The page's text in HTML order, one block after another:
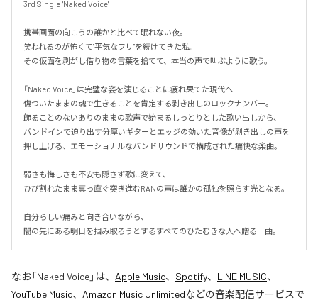
3rd Single "Naked Voice"
携帯画面の向こうの誰かと比べて眠れない夜。
笑われるのが怖くて"平気なフリ"を続けてきた私。
その仮面を剥がし借り物の言葉を捨てて、本当の声で叫ぶように歌う。
「Naked Voice」は完璧な姿を演じることに疲れ果てた現代へ
傷ついたままの魂で生きることを肯定する剥き出しのロックナンバー。
飾ることのないありのままの歌声で始まるしっとりとした歌い出しから、
バンドインで迫り出す分厚いギターとエッジの効いた音像が剥き出しの声を
押し上げる、エモーショナルなバンドサウンドで構成された痛快な楽曲。
弱さも悔しさも不安も隠さず歌に変えて、
ひび割れたまま真っ直ぐ突き進むRANの声は誰かの孤独を照らす光となる。
自分らしい痛みと向き合いながら、
闇の先にある明日を掴み取ろうとするすべてのひたむきな人へ贈る一曲。
なお「Naked Voice」は、 Apple Music、 Spotify、 LINE MUSIC、
YouTube Music、 Amazon Music Unlimitedなどの音楽配信サービスで